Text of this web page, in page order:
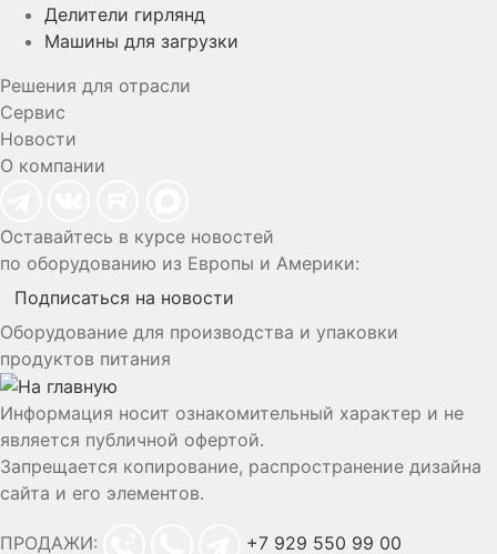
Делители гирлянд
Машины для загрузки
Решения для отрасли
Сервис
Новости
О компании
Оставайтесь в курсе новостей
по оборудованию из Европы и Америки:
Подписаться на новости
Оборудование для производства и упаковки
продуктов питания
Информация носит ознакомительный характер и не
является публичной офертой.
Запрещается копирование, распространение дизайна
сайта и его элементов.
ПРОДАЖИ: +7 929 550 99 00